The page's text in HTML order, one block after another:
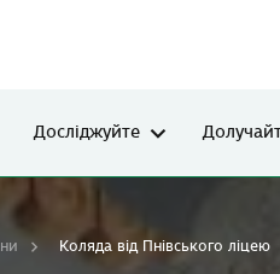
Досліджуйте
Коляда від Пнівського ліцею